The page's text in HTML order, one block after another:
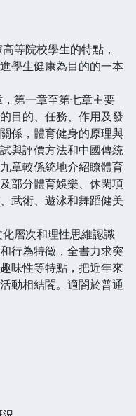
院校學生的特點，
學生健康為目的的一本
第一章至第七章主要
目的、任務、作用及發
係，體育健身的原理與
與評價方法和中國傳統
章較係統地介紹瞭體育
部分體育娛樂、休閑項
武術、遊泳和舞蹈健美
層次和理性思維認識
行為特徵，全書力求突
味性等特點，把近年來
動相結閤。適閤於普通